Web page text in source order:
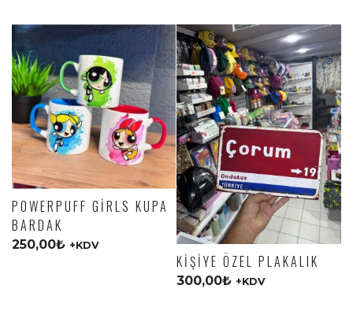
POWERPUFF GIRLS KUPA
BARDAK
250,00₺ +KDV
KIŞIYE ÖZEL PLAKALIK
300,00₺ +KDV